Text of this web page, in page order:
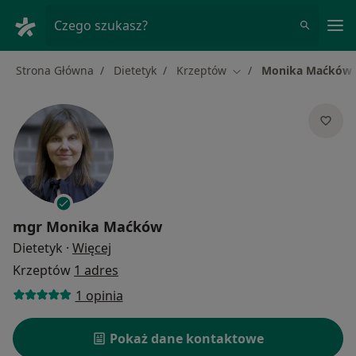
Czego szukasz?
Strona Główna Dietetyk Krzeptów Zmień miasto
Monika Maćków
mgr Monika Maćków
Dietetyk · Więcej
Krzeptów 1 adres
1 opinia
Pokaż dane kontaktowe